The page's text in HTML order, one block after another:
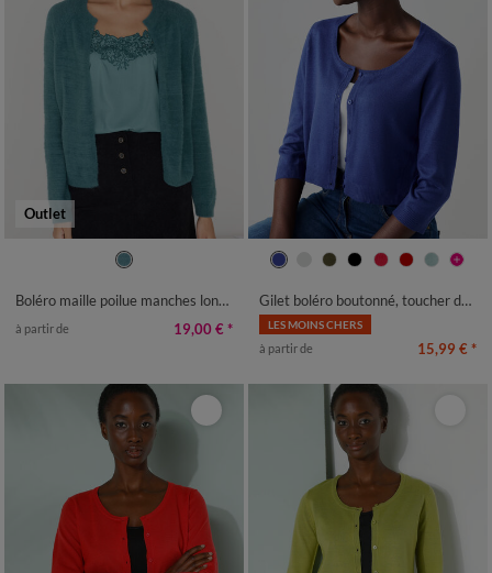
Outlet
38/40 42/44
Boléro maille poilue manches longues
à partir de 19,00 € *
34/36 38/40 42/44
46/48
Gilet boléro boutonné, toucher doux
LES MOINS CHERS
à partir de 15,99 € *